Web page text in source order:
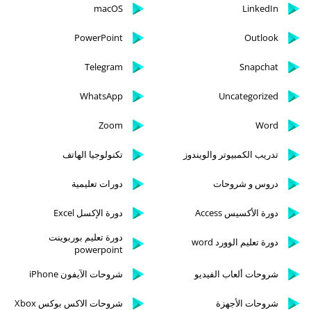
LinkedIn
macOS
Outlook
PowerPoint
Snapchat
Telegram
Uncategorized
WhatsApp
Word
Zoom
تدريب الكمبيوتر والويندوز تكنولوجيا الهاتف
دروس و شروحات دورات تعليمية
دورة الأكسيس Access دورة الإكسل Excel
دورة تعليم الوورد word
دورة تعليم بوربوينت
powerpoint
شروحات ألعاب الفيديو
شروحات الآيفون iPhone
شروحات الأجهزة شروحات الاكس بوكس Xbox